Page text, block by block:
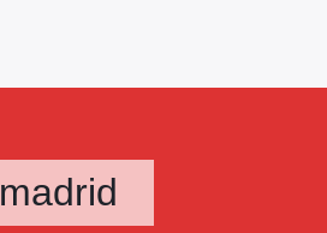
madrid